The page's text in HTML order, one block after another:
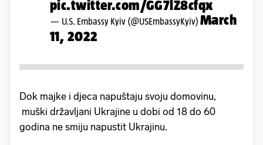
pic.twitter.com/GG7lZ8cfqx
— U.S. Embassy Kyiv (@USEmbassyKyiv) March
11, 2022
Dok majke i djeca napuštaju svoju domovinu,
muški državljani Ukrajine u dobi od 18 do 60
godina ne smiju napustit Ukrajinu.